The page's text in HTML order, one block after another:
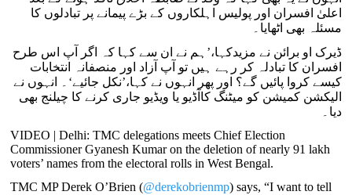
اعلیٰ افسران اور پولیس اہلکاروں کے بڑے پیمانے پر تبادلوں کا
مسئلہ بھی اٹھایا۔
ڈیرک او برائن نے مزیدکہا،’ہم نے ان سے کہا کہ اگر آپ اس طرح
افسران کا تبادلہ کر رہے ہیں تو آپ آزاد اور منصفانہ انتخابات
کیسے کروا پائیں گے؟ اور پھر انہوں نے کہا،’نکل جائیے‘۔ انہوں نے
الیکشن کمیشن کو میٹنگ کاآڈیو یا ویڈیو جاری کرنے کا چیلنج بھی
دیا۔
VIDEO | Delhi: TMC delegations meets Chief Election
Commissioner Gyanesh Kumar on the deletion of nearly 91 lakh
voters’ names from the electoral rolls in West Bengal.
TMC MP Derek O’Brien (@derekobrienmp) says, “I want to tell